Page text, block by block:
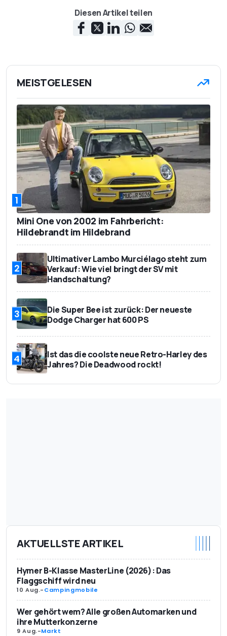
Diesen Artikel teilen
MEISTGELESEN
1
Mini One von 2002 im Fahrbericht:
Hildebrandt im Hildebrand
2
Ultimativer Lambo Murciélago steht zum
Verkauf: Wie viel bringt der SV mit
Handschaltung?
3
Die Super Bee ist zurück: Der neueste
Dodge Charger hat 600 PS
4
Ist das die coolste neue Retro-Harley des
Jahres? Die Deadwood rockt!
AKTUELLSTE ARTIKEL
Hymer B-Klasse MasterLine (2026): Das
Flaggschiff wird neu
10 Aug.-Campingmobile
Wer gehört wem? Alle großen Automarken und
ihre Mutterkonzerne
9 Aug.-Markt